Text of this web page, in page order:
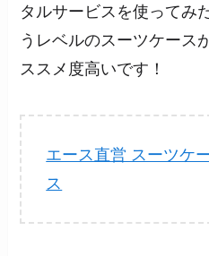
タルサービスを使ってみ
うレベルのスーツケース
ススメ度高いです！
エース直営 スーツケ
ス